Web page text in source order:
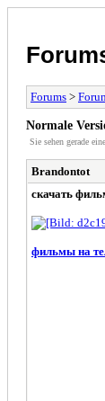
Forums >
Normale
Sie sehen gerade
Brandontot
скачать
фильмы на